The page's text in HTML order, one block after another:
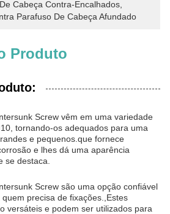
Cabeça Contra-Encalhados
Parafuso De Cabeça Afundado
Produto
Screw vêm em uma variedade
tornando-os adequados para uma
e pequenos.que fornece
e lhes dá uma aparência
se destaca.
Screw são uma opção confiável
precisa de fixações.,Estes
versáteis e podem ser utilizados para